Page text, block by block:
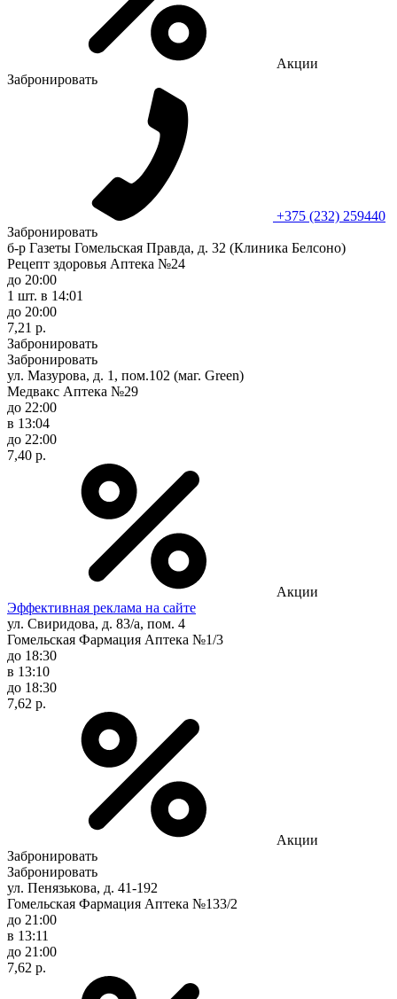
Акции
Забронировать
+375 (232) 259440
Забронировать
б-р Газеты Гомельская Правда, д. 32 (Клиника Белсоно)
Рецепт здоровья Аптека №24
до 20:00
1 шт. в 14:01
до 20:00
7,21 р.
Забронировать
Забронировать
ул. Мазурова, д. 1, пом.102 (маг. Green)
Медвакс Аптека №29
до 22:00
в 13:04
до 22:00
7,40 р.
Акции
Эффективная реклама на сайте
ул. Свиридова, д. 83/а, пом. 4
Гомельская Фармация Аптека №1/3
до 18:30
в 13:10
до 18:30
7,62 р.
Акции
Забронировать
Забронировать
ул. Пенязькова, д. 41-192
Гомельская Фармация Аптека №133/2
до 21:00
в 13:11
до 21:00
7,62 р.